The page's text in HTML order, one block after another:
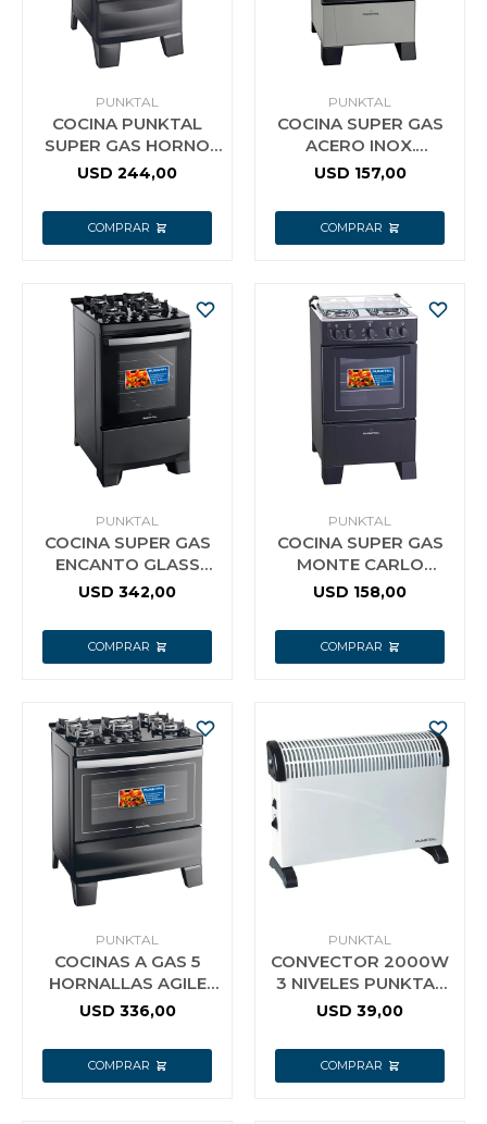
PUNKTAL
COCINA PUNKTAL
SUPER GAS HORNO
NEGRA MESADA
USD 244,00
PUNKTAL
COCINA SUPER GAS
ACERO INOX.
MONACO 420C
USD 157,00
PUNKTAL
COCINA SUPER GAS
ENCANTO GLASS
INOX 735 PUNKTAL
USD 342,00
PUNKTAL
COCINA SUPER GAS
MONTE CARLO
NEGRA 4 HORNALLAS
USD 158,00
PUNKTAL
COCINAS A GAS 5
HORNALLAS AGILE
GLASS PUNKTAL GL5B
USD 336,00
PUNKTAL
CONVECTOR 2000W
3 NIVELES PUNKTAL
4600CF
USD 39,00